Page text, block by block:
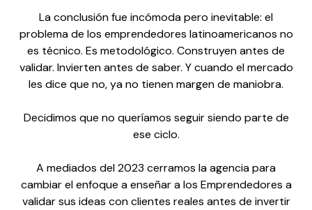
La conclusión fue incómoda pero inevitable: el
problema de los emprendedores latinoamericanos no
es técnico. Es metodológico. Construyen antes de
validar. Invierten antes de saber. Y cuando el mercado
les dice que no, ya no tienen margen de maniobra.
Decidimos que no queríamos seguir siendo parte de
ese ciclo.
A mediados del 2023 cerramos la agencia para
cambiar el enfoque a enseñar a los Emprendedores a
validar sus ideas con clientes reales antes de invertir